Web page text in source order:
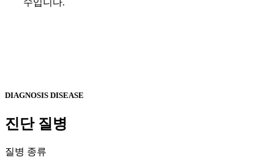
수입니다.
DIAGNOSIS DISEASE
진단 질병
질병 종류